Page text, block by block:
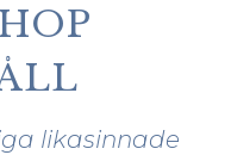
likasinnade